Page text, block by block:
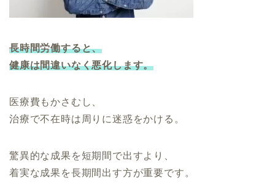
長時間労働すると、
健康は間違いなく悪化します。
医療費もかさむし、
治療で不在時は周りに迷惑をかける。
驚異的な成果を短期間で出すより、
着実な成果を長期間出す方が重要です。